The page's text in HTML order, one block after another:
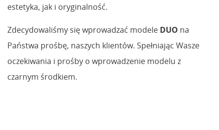
estetyka, jak i oryginalność.
Zdecydowaliśmy się wprowadzać modele DUO na
Państwa prośbę, naszych klientów. Spełniając Wasze
oczekiwania i prośby o wprowadzenie modelu z
czarnym środkiem.